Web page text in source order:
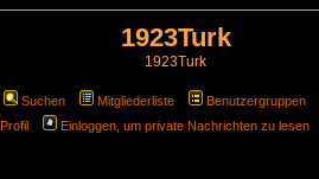
1923Turk
1923Turk
Suchen Mitgliederliste Benutzergruppen
Profil
Einloggen, um private Nachrichten zu lesen